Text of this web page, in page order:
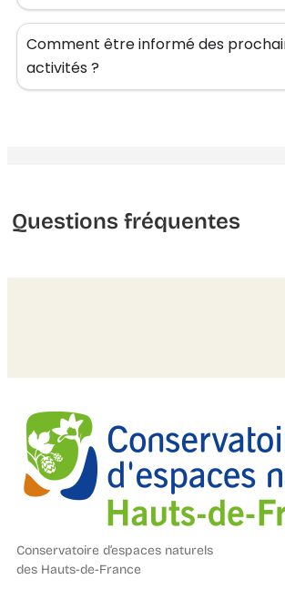
Comment être informé des
activités ?
Questions fréquentes
Conservatoire d’espaces naturels
des Hauts-de-France